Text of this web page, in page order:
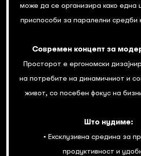
може да се организира како една
приспособи за паралелни средби
Современ концепт за
Просторот е ергономски
на потребите на динамичниот и
живот, со посебен фокус на
Што нудиме:
• Ексклузивна средина за
продуктивност и